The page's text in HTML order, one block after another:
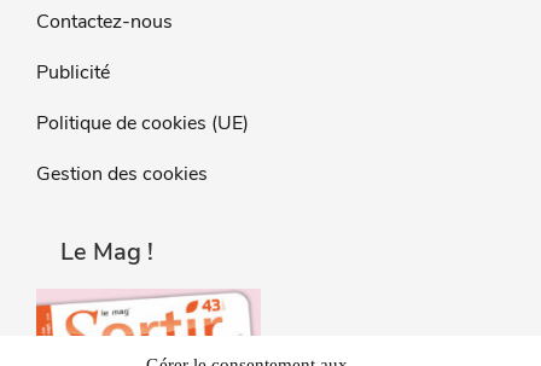
Contactez-nous
Publicité
Politique de cookies (UE)
Gestion des cookies
Le Mag !